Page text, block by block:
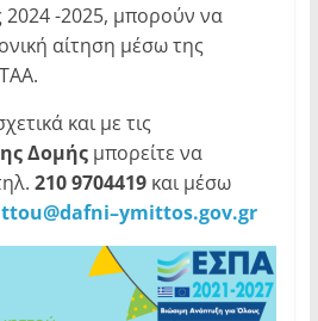
2024 -2025, μπορούν να
αίτηση μέσω της
και με τις
Δομήςμπορείτε να
210 9704419και μέσω
@dafni–ymittos.gov.gr